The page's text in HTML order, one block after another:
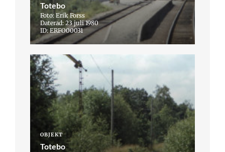
Totebo
Foto: Erik Forss
Daterad: 23 juli 1980
ID: ERFO00031
OBJEKT
Totebo